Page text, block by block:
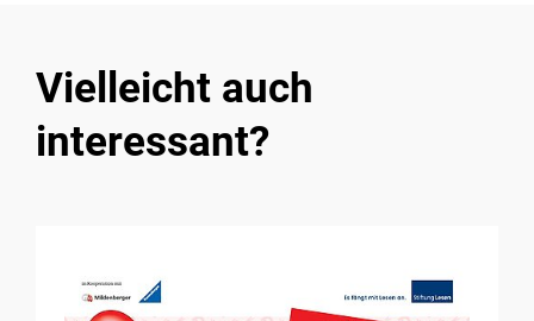
Vielleicht auch
interessant?